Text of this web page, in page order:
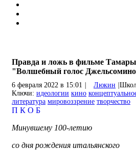
Правда и ложь в фильме
"Волшебный голос
6 февраля 2022 в 15:01 Люкин
Ключи: идеологии кино
литература мировоззрение творчество
П К О Б
Минувшему 100-летию
со дня рождения итальянского